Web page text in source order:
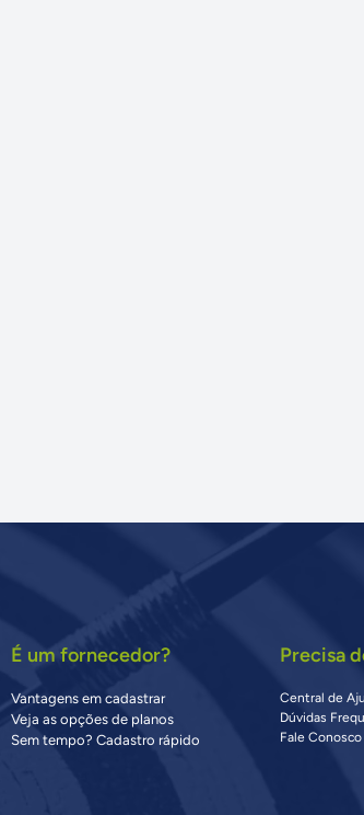
É um fornecedor?
Vantagens em cadastrar
Veja as opções de planos
Sem tempo? Cadastro rápido
Precisa
Central de
Dúvidas
Fale Conosco